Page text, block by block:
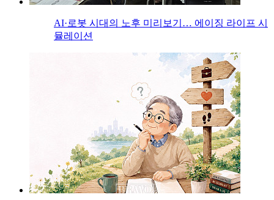
AI·로봇 시대의 노후 미리보기… 에이징 라이프 시
뮬레이션